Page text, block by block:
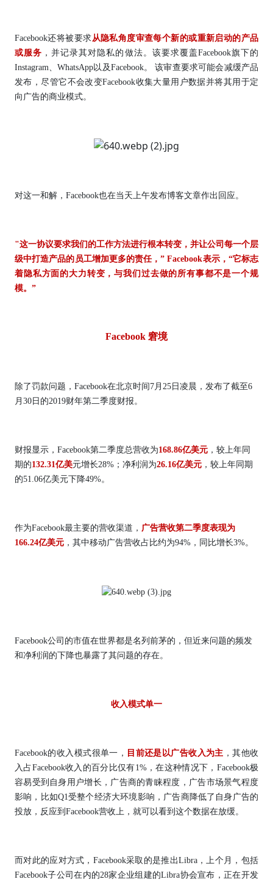
Facebook还将被要求从隐私角度审查每个新的或重新启动的产品
或服务 ，并记录其对隐私的做法。该要求覆盖Facebook旗下的
Instagram、WhatsApp以及Facebook。 该审查要求可能会减缓产品
发布，尽管它不会改变Facebook收集大量用户数据并将其用于定
向广告的商业模式。
对这一和解，Facebook也在当天上午发布博客文章作出回应。
"这一协议要求我们的工作方法进行根本转变，并让公司每一个层
级中打造产品的员工增加更多的责任，” Facebook表示，“它标志
着隐私方面的大力转变，与我们过去做的所有事都不是一个规
模。”
Facebook 窘境
除了罚款问题，Facebook在北京时间7月25日凌晨，发布了截至6
月30日的2019财年第二季度财报。
财报显示，Facebook第二季度总营收为168.86亿美元 ，较上年同
期的132.31亿美元增长28%；净利润为26.16亿美元 ，较上年同期
的51.06亿美元下降49%。
作为Facebook最主要的营收渠道， 广告营收第二季度表现为
166.24亿美元 ，其中移动广告营收占比约为94%，同比增长3%。
Facebook公司的市值在世界都是名列前茅的，但近来问题的频发
和净利润的下降也暴露了其问题的存在。
收入模式单一
Facebook的收入模式很单一， 目前还是以广告收入为主 ，其他收
入占Facebook收入的百分比仅有1%，在这种情况下，Facebook极
容易受到自身用户增长，广告商的青睐程度，广告市场景气程度
影响，比如Q1受整个经济大环境影响，广告商降低了自身广告的
投放，反应到Facebook营收上，就可以看到这个数据在放缓。
而对此的应对方式，Facebook采取的是推出Libra，上个月，包括
Facebook子公司在内的28家企业组建的Libra协会宣布，正在开发